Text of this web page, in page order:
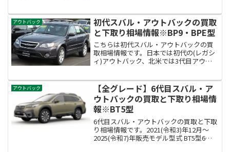
成...
アウトバック
初代スバル・アウトバックの買取
と下取り相場情報※BP9・BPE型
こちらは初代スバル・アウトバックの買
取相場情報です。日本では初代の(レガシ
ィ)アウトバック、北米では3代目アウト
生産モデルです。初代アウトバ...
アウトバック
【全グレード】6代目スバル・ア
ウトバックの買取と下取り相場情
報※BT5型
6代目スバル・アウトバックの買取と下取
り相場情報です。2021(令和3)年12月～
2025(令和7)年販売モデル型式 BT5型6代